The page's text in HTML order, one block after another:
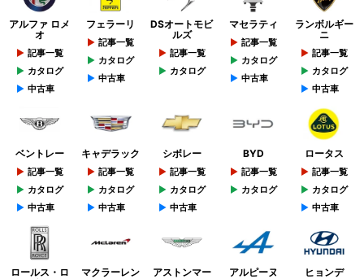
アルファ ロメ
オ
記事一覧
カタログ
中古車
フェラーリ
記事一覧
カタログ
中古車
DSオートモビ
ルズ
記事一覧
カタログ
マセラティ
記事一覧
カタログ
中古車
ランボルギー
ニ
記事一覧
カタログ
中古車
ベントレー
記事一覧
カタログ
中古車
キャデラック
記事一覧
カタログ
中古車
シボレー
記事一覧
カタログ
中古車
BYD
記事一覧
カタログ
ロータス
記事一覧
カタログ
中古車
ロールス・ロ
マクラーレン
アストンマー
アルピーヌ ヒョンデ